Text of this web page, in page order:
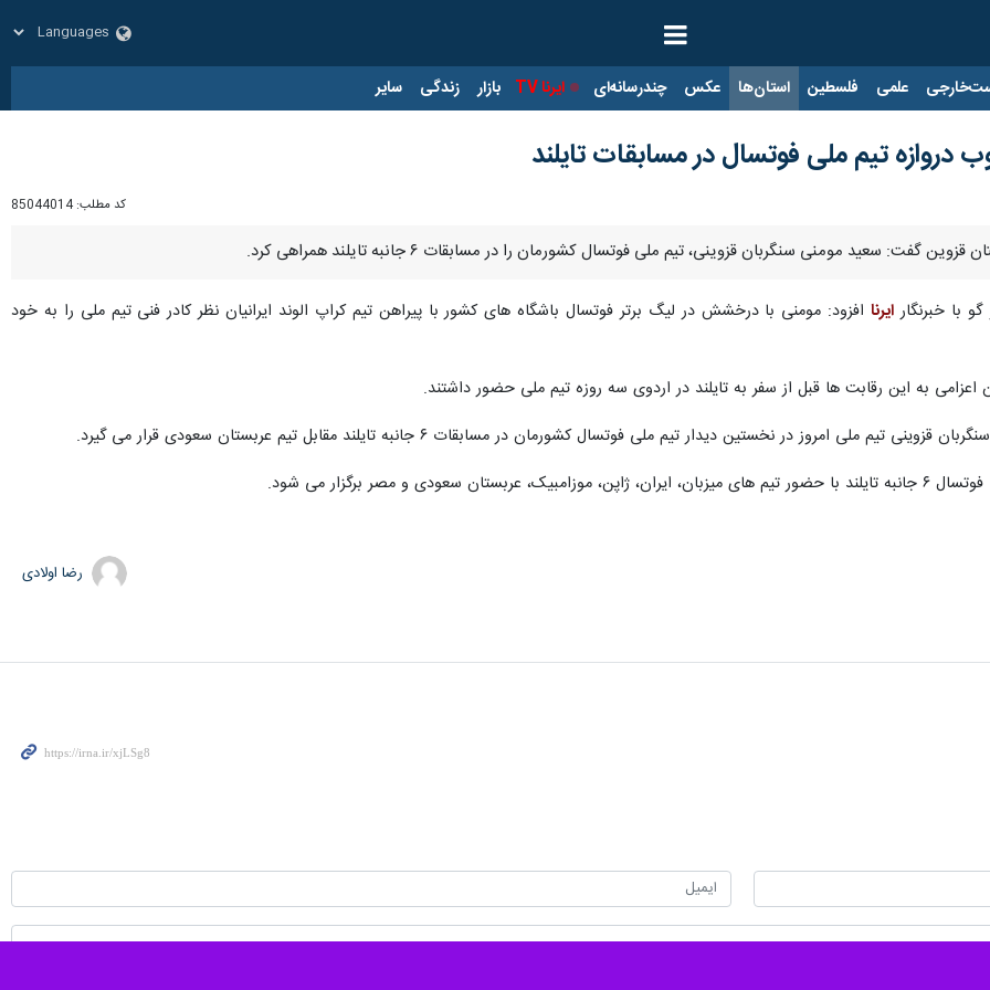
علمی فلسطین استان‌ها عکس چندرسانه‌ای ایرنا TV بازار زندگی سایر
دروازه تیم ملی فوتسال در مسابقات تایلند
کد مطلب: 85044014